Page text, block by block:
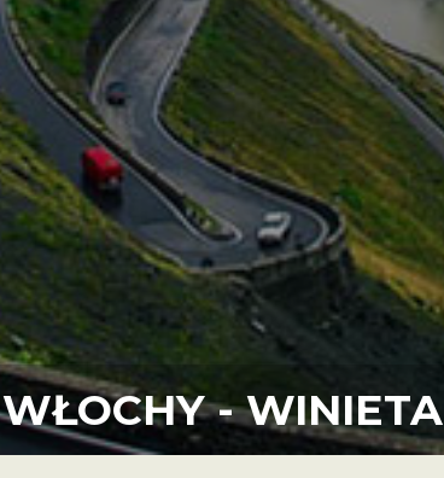
WŁOCHY - WINIETA